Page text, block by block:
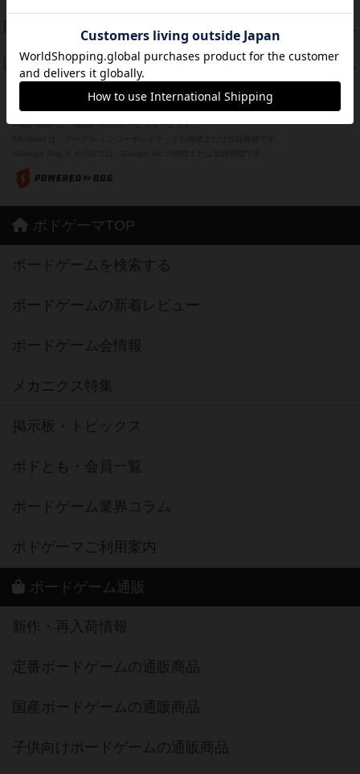
PT
紹介文なし 1件の投稿
PT
フリップ７：復讐心とともに
紹介文なし 2件の投稿
※Apple、Apple のロゴ は、米国および他の国々で登録されたApple Inc.の商標です。
※App Store は、Apple Inc.のサービスマークです。
ボドゲーマTOP
ボードゲームを検索する
ボードゲームの新着レビュー
ボードゲーム会情報
メカニクス特集
掲示板・トピックス
ボドとも・会員一覧
ボードゲーム業界コラム
ボドゲーマご利用案内
ボードゲーム通販
新作・再入荷情報
定番ボードゲームの通販商品
国産ボードゲームの通販商品
子供向けボードゲームの通販商品